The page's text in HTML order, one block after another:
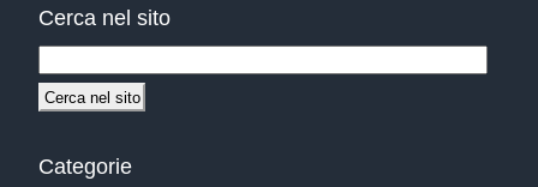
Cerca nel sito
Categorie